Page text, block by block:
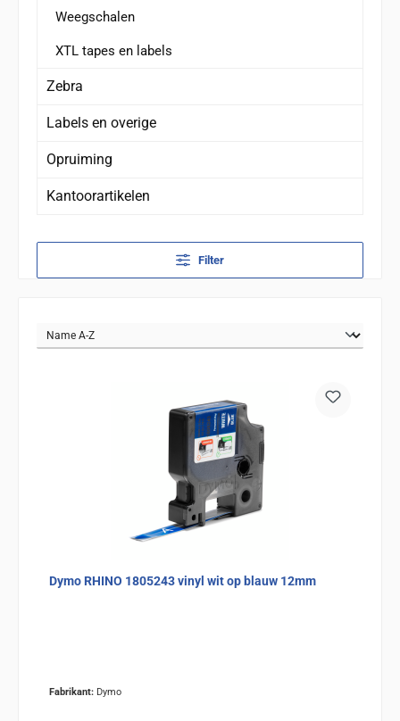
Weegschalen
XTL tapes en labels
Zebra
Labels en overige
Opruiming
Kantoorartikelen
Filter
Dymo RHINO 1805243 vinyl wit op blauw 12mm
Fabrikant: Dymo